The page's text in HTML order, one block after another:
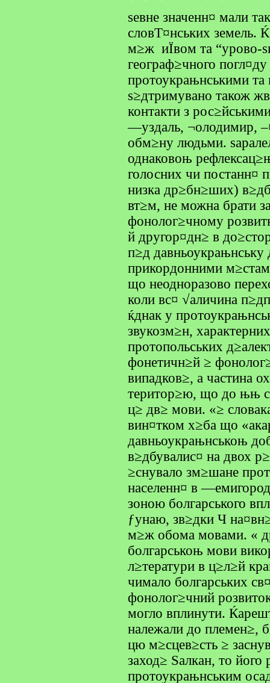
ѕевне значенн¤ мали
словТ¤нських земель.
м≥ж иЇвом та “урово-
географ≥чного
протоукрањнськими
ѕ≥дтримувано також
контакти з
—уздаль, ¬олодимир,
обм≥ну людьми.
однаковоњ
голосних чи постанн¤
низка др≥бн≥ших)
вт≥м, не можна брати
фонолог≥чному
й другор¤дн≥ в
п≥д давньоукрањнську
прикордонними
що неодноразово
коли вс¤ √аличина
ќднак у
звукозм≥н,
протопольських
фонетичн≥й ≥
випадков≥, а частина
територ≥ю, що до њњ
ц≥ дв≥ мови. «≥
вин¤тком х≥ба що
давньоукрањнськоњ
в≥дбувалис¤ на двох
≥снувало зм≥шане
населенн¤ в
зоною болгарського
ƒунаю, зв≥дки Ч
м≥ж обома мовами. «
болгарськоњ мови
л≥тератури в ц≥л≥й
чимало болгарських
фонолог≥чний
могло вплинути.
належали до племен≥,
цю м≥сцев≥сть ≥
заход≥ Ѕалкан, то
протоукрањнським